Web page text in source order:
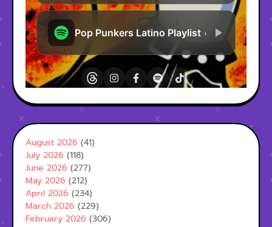
August 2026 (41)
July 2026 (118)
June 2026 (277)
May 2026 (212)
April 2026 (234)
March 2026 (229)
February 2026 (306)